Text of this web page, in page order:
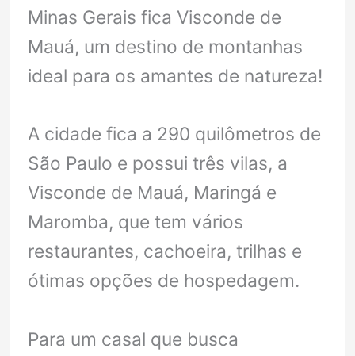
Minas Gerais fica Visconde de
Mauá, um destino de montanhas
ideal para os amantes de natureza!
A cidade fica a 290 quilômetros de
São Paulo e possui três vilas, a
Visconde de Mauá, Maringá e
Maromba, que tem vários
restaurantes, cachoeira, trilhas e
ótimas opções de hospedagem.
Para um casal que busca